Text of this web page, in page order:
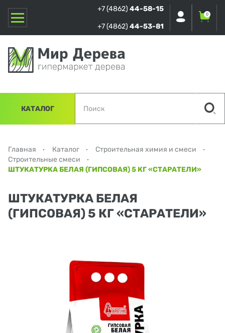
+7 (4862) 44-58-15
+7 (4862) 44-53-81
0
КАТАЛОГ
Главная Каталог
Строительная химия и смеси
Строительные смеси
ШТУКАТУРКА БЕЛАЯ (ГИПСОВАЯ) 5 КГ «СТАРАТЕЛИ»
ШТУКАТУРКА БЕЛАЯ
(ГИПСОВАЯ) 5 КГ «СТАРАТЕЛИ»